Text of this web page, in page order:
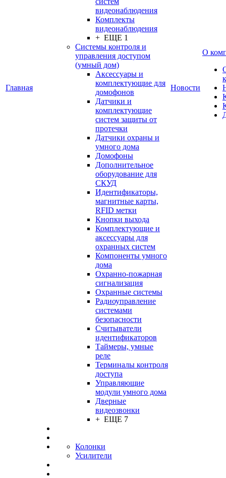
Главная
видеонаблюдения
Комплекты
видеонаблюдения
+ ЕЩЕ 1
Системы контроля и
управления доступом
(умный дом)
Аксессуары и
комплектующие для
домофонов
Датчики и
комплектующие
систем защиты от
протечки
Датчики охраны и
умного дома
Домофоны
Дополнительное
оборудование для
СКУД
Идентификаторы,
магнитные карты,
RFID метки
Кнопки выхода
Комплектующие и
аксессуары для
охранных систем
Компоненты умного
дома
Охранно-пожарная
сигнализация
Охранные системы
Радиоуправление
системами
безопасности
Считыватели
идентификаторов
Таймеры, умные
реле
Терминалы контроля
доступа
Управляющие
модули умного дома
Дверные
видеозвонки
+ ЕЩЕ 7
Колонки
Усилители
Новости
О